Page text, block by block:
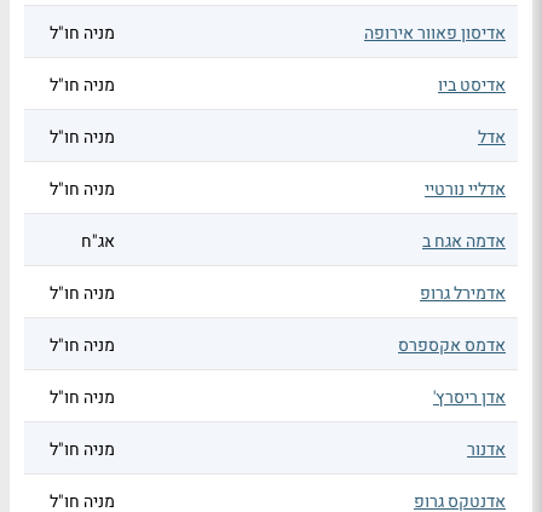
אדיסון פאוור אירופה מניה חו"ל
אדיסט ביו מניה חו"ל
אדל מניה חו"ל
אדליי נורטיי מניה חו"ל
אדמה אגח ב אג"ח
אדמירל גרופ מניה חו"ל
אדמס אקספרס מניה חו"ל
אדן ריסרץ' מניה חו"ל
אדנור מניה חו"ל
אדנטקס גרופ מניה חו"ל